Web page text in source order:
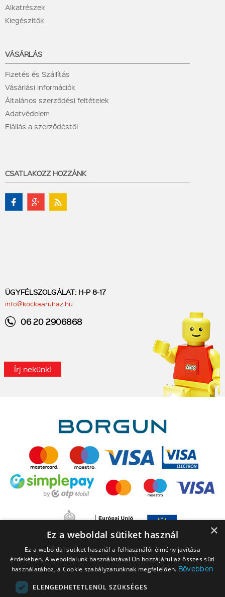
Alkatrészek
Kiegészítők
VÁSÁRLÁS
Fizetés és Szállítás
Vásárlási információk
Általános szerződési feltételek
Adatvédelem
Elállás a szerződéstől
CSATLAKOZZ HOZZÁNK
ÜGYFÉLSZOLGÁLAT: H-P 8-17
info@kockaaruhaz.hu
06 20 2906868
Írj nekünk!
×
Ez a weboldal sütiket használ
Ez a weboldal sütiket használ a felhasználói élmény javítása
érdekében. A weboldalunk használatával Ön hozzájárul az összes süti
használatához, a Cookie szabályzatunknak megfelelően. Bővebben
ELENGEDHETETLENÜL SZÜKSÉGES